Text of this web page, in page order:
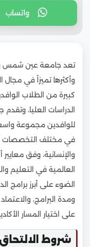
واتساب
تعد جامعة عين شمس
وأكثرها تميزاً في مجال
كبيرة من الطلاب
الدراسات العليا،
للوافدين مجموعة
في مختلف التخصصات
والإنسانية، وفق
العالمية في التعليم
الضوء على أبرز برامج
ومدة البرامج،
على اختيار المسار
شروط